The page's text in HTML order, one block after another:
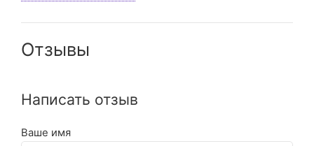
Отзывы
Написать отзыв
Ваше имя